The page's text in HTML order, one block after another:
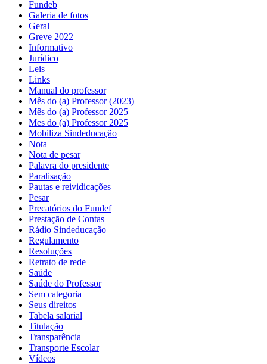
Fundeb
Galeria de fotos
Geral
Greve 2022
Informativo
Jurídico
Leis
Links
Manual do professor
Mês do (a) Professor (2023)
Mês do (a) Professor 2025
Mes do (a) Professor 2025
Mobiliza Sindeducação
Nota
Nota de pesar
Palavra do presidente
Paralisação
Pautas e reividicações
Pesar
Precatórios do Fundef
Prestação de Contas
Rádio Sindeducação
Regulamento
Resoluções
Retrato de rede
Saúde
Saúde do Professor
Sem categoria
Seus direitos
Tabela salarial
Titulação
Transparência
Transporte Escolar
Vídeos